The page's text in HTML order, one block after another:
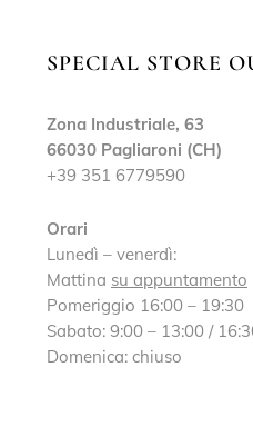
SPECIAL STORE
Zona Industriale, 63
66030 Pagliaroni (CH)
+39 351 6779590
Orari
Lunedì – venerdì:
Mattina su appuntamento
Pomeriggio 16:00 – 19:30
Sabato: 9:00 – 13:00 /
Domenica: chiuso